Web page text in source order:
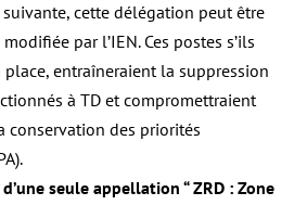
suivante, cette délégation peut être
par l’IEN. Ces postes s’ils
entraîneraient la suppression
à TD et compromettraient
conservation des priorités
seule appellation “ ZRD : Zone